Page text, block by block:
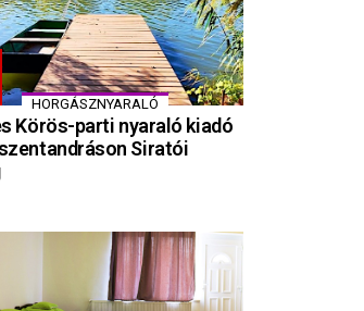
HORGÁSZNYARALÓ
Körös-parti nyaraló kiadó
Siratói